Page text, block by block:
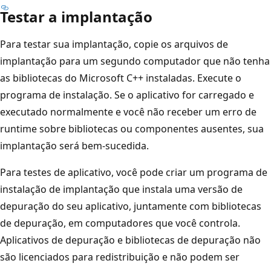
Testar a implantação
Para testar sua implantação, copie os arquivos de
implantação para um segundo computador que não tenha
as bibliotecas do Microsoft C++ instaladas. Execute o
programa de instalação. Se o aplicativo for carregado e
executado normalmente e você não receber um erro de
runtime sobre bibliotecas ou componentes ausentes, sua
implantação será bem-sucedida.
Para testes de aplicativo, você pode criar um programa de
instalação de implantação que instala uma versão de
depuração do seu aplicativo, juntamente com bibliotecas
de depuração, em computadores que você controla.
Aplicativos de depuração e bibliotecas de depuração não
são licenciados para redistribuição e não podem ser